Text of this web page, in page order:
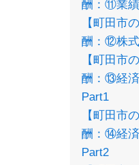
酬：⑪業
【町田市
酬：⑫株
【町田市
酬：⑬経
Part1
【町田市
酬：⑭経
Part2